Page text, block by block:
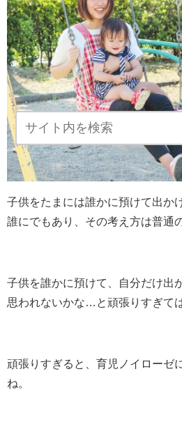
子供をたまには誰かに預けて出か
誰にでもあり、その考え方は普通
子供を誰かに預けて、自分だけ出
思われないかな…と頑張りすぎて
頑張りすぎると、育児ノイローゼ
ね。